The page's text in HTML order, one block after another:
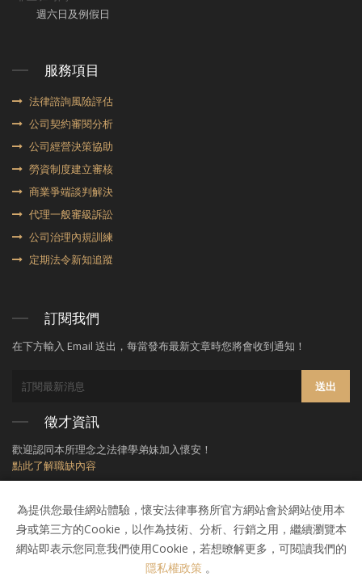
週六日及例假日
服務項目
法律諮詢風險評估
公司契約審閱分析
公司經營決策協助
勞資制度建立審核
商業爭端談判解決
代理⼀般審級訴訟
公司治理內規訓練
定期法令新知追蹤
訂閱我們
在下方輸入 Email 送出，每當發布最新文章時您將會收到通知！
送出
徵才資訊
歡迎認同本所理念之法律學弟妹加入懷安！
點此了解職缺內容
為提供您最佳網站體驗，懷安法律事務所官方網站會於網站使用本
身或第三方的Cookie，以作為技術、分析、行銷之用，繼續瀏覽本
網站即表示您同意我們使用Cookie，若想暸解更多，可閱讀我們的
隱私權政策 。